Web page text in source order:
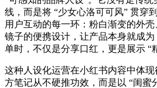
线，而是将 “少女心洛可可风” 贯穿
用户互动的每一环：粉白渐变的外
镜子的便携设计，让产品本身就成
单时，不仅是分享口红，更是展示 “
这种人设化运营在小红书内容中体
方笔记从不硬推功效，而是以 “闺蜜